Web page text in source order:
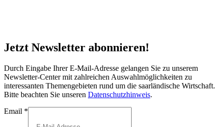
Jetzt Newsletter abonnieren!
Durch Eingabe Ihrer E-Mail-Adresse gelangen Sie zu unserem
Newsletter-Center mit zahlreichen Auswahlmöglichkeiten zu
interessanten Themengebieten rund um die saarländische Wirtschaft.
Bitte beachten Sie unseren Datenschutzhinweis.
Email *